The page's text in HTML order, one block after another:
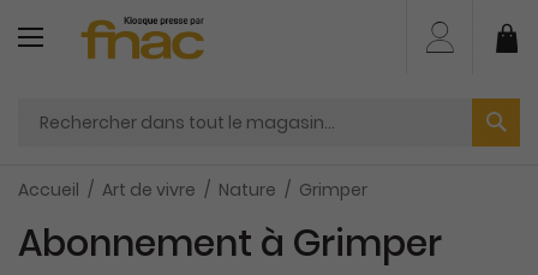
contenu
Accueil Art de vivre Nature Grimper
Abonnement à Grimper